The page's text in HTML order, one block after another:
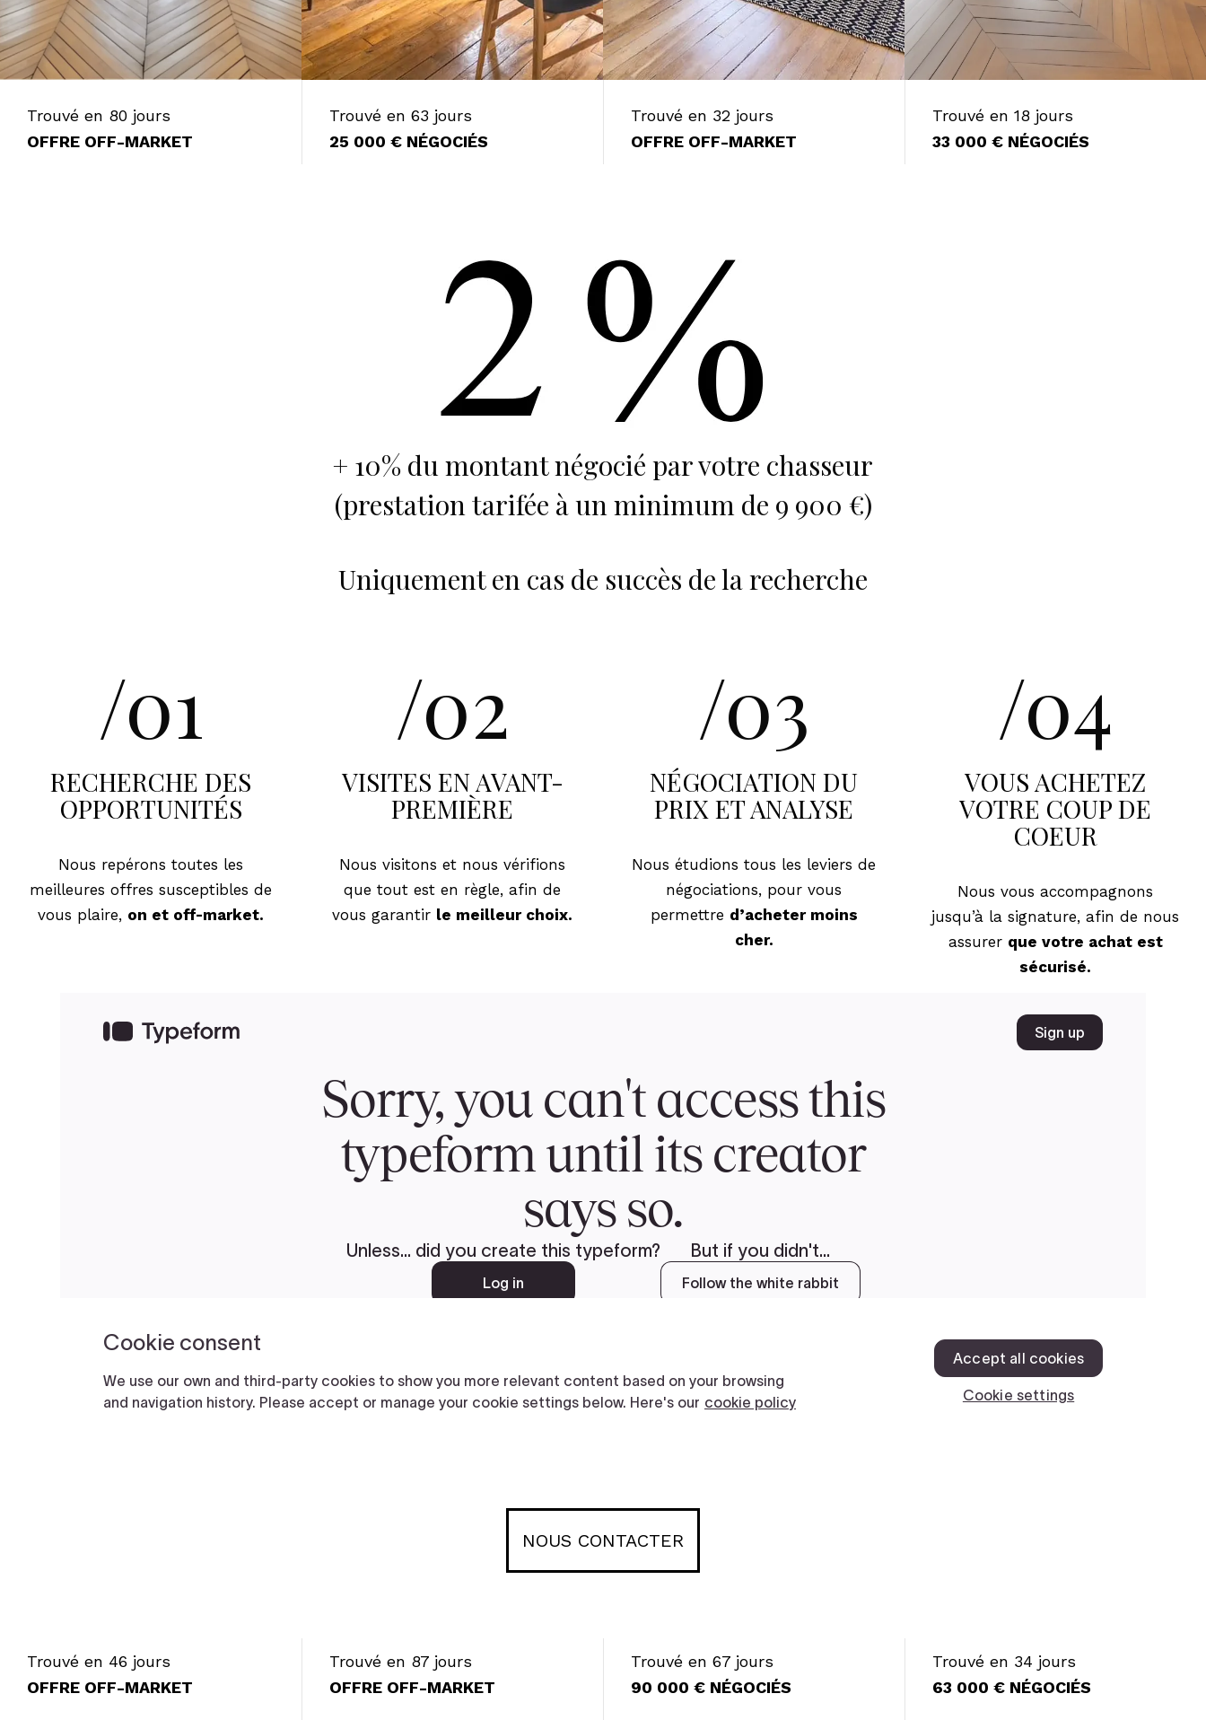
Trouvé en 80 jours
OFFRE OFF-MARKET
Trouvé en 63 jours
25 000 € NÉGOCIÉS
Trouvé en 32 jours
OFFRE OFF-MARKET
Trouvé en 18 jours
33 000 € NÉGOCIÉS
+ 10% du montant négocié par votre chasseur
(prestation tarifée à un minimum de 9 900 €)
Uniquement en cas de succès de la recherche
/01
RECHERCHE DES
OPPORTUNITÉS
Nous repérons toutes les
meilleures offres susceptibles de
vous plaire, on et off-market.
/02
VISITES EN AVANT-
PREMIÈRE
Nous visitons et nous vérifions
que tout est en règle, afin de
vous garantir le meilleur choix.
/03
NÉGOCIATION DU
PRIX ET ANALYSE
Nous étudions tous les leviers de
négociations, pour vous
permettre d’acheter moins
cher.
/04
VOUS ACHETEZ
VOTRE COUP DE
COEUR
Nous vous accompagnons
jusqu’à la signature, afin de nous
assurer que votre achat est
sécurisé.
NOUS CONTACTER
Trouvé en 46 jours
OFFRE OFF-MARKET
Trouvé en 87 jours
OFFRE OFF-MARKET
Trouvé en 67 jours
90 000 € NÉGOCIÉS
Trouvé en 34 jours
63 000 € NÉGOCIÉS